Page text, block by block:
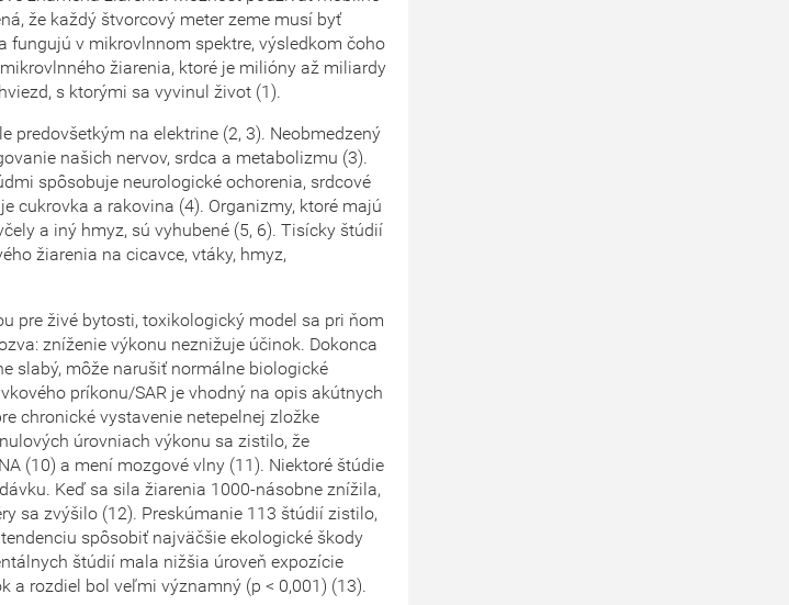
že každý štvorcový meter zeme musí byť
fungujú v mikrovlnnom spektre, výsledkom čoho
žiarenia, ktoré je milióny až miliardy
s ktorými sa vyvinul život (1).
predovšetkým na elektrine (2, 3). Neobmedzený
našich nervov, srdca a metabolizmu (3).
spôsobuje neurologické ochorenia, srdcové
cukrovka a rakovina (4). Organizmy, ktoré majú
a iný hmyz, sú vyhubené (5, 6). Tisícky štúdií
žiarenia na cicavce, vtáky, hmyz,
pre živé bytosti, toxikologický model sa pri ňom
zníženie výkonu neznižuje účinok. Dokonca
slabý, môže narušiť normálne biologické
príkonu/SAR je vhodný na opis akútnych
chronické vystavenie netepelnej zložke
úrovniach výkonu sa zistilo, že
(10) a mení mozgové vlny (11). Niektoré štúdie
Keď sa sila žiarenia 1000-násobne znížila,
sa zvýšilo (12). Preskúmanie 113 štúdií zistilo,
spôsobiť najväčšie ekologické škody
štúdií mala nižšia úroveň expozície
a rozdiel bol veľmi významný (p < 0,001) (13).